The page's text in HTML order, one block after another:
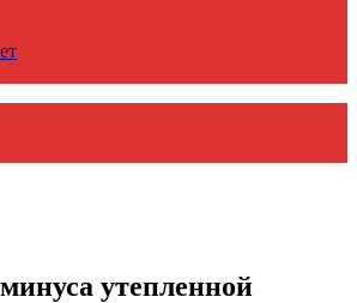
утепленной